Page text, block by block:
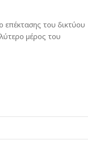
του δικτύου
μέρος του